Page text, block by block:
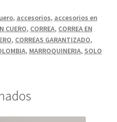
, accesorios, accesorios en
CUERO, CORREA, CORREA EN
, CORREAS GARANTIZADO,
, MARROQUINERIA, SOLO